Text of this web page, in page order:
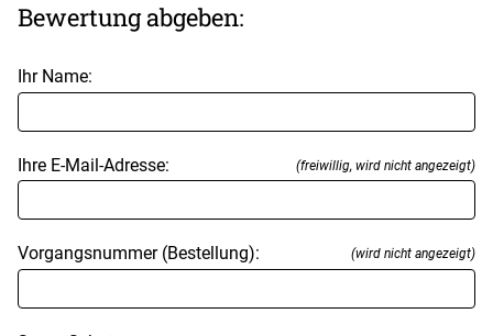
Bewertung abgeben:
Ihr Name:
Ihre E-Mail-Adresse: (freiwillig, wird nicht angezeigt)
Vorgangsnummer (Bestellung): (wird nicht angezeigt)